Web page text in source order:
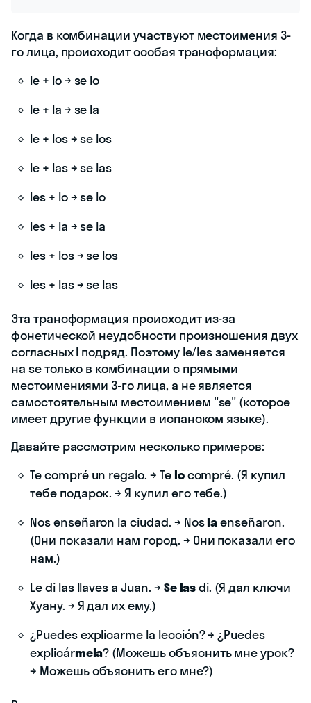
Когда в комбинации участвуют местоимения 3-
го лица, происходит особая трансформация:
le + lo → se lo
le + la → se la
le + los → se los
le + las → se las
les + lo → se lo
les + la → se la
les + los → se los
les + las → se las
Эта трансформация происходит из-за
фонетической неудобности произношения двух
согласных l подряд. Поэтому le/les заменяется
на se только в комбинации с прямыми
местоимениями 3-го лица, а не является
самостоятельным местоимением "se" (которое
имеет другие функции в испанском языке).
Давайте рассмотрим несколько примеров:
Te compré un regalo. → Telocompré. (Я купил
тебе подарок. → Я купил его тебе.)
Nos enseñaron la ciudad. → Noslaenseñaron.
(Они показали нам город. → Они показали его
нам.)
Le di las llaves a Juan. → Se lasdi. (Я дал ключи
Хуану. → Я дал их ему.)
¿Puedes explicarme la lección? → ¿Puedes
explicármela? (Можешь объяснить мне урок?
→ Можешь объяснить его мне?)